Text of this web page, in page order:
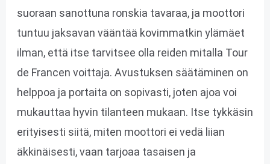
suoraan sanottuna ronskia tavaraa, ja moottori
tuntuu jaksavan vääntää kovimmatkin ylämäet
ilman, että itse tarvitsee olla reiden mitalla Tour
de Francen voittaja. Avustuksen säätäminen on
helppoa ja portaita on sopivasti, joten ajoa voi
mukauttaa hyvin tilanteen mukaan. Itse tykkäsin
erityisesti siitä, miten moottori ei vedä liian
äkkinäisesti, vaan tarjoaa tasaisen ja